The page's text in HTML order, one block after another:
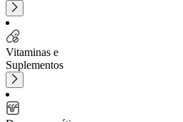
Vitaminas e
Suplementos